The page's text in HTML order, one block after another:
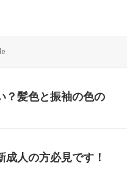
？髪色と振袖の色の
人の方必見です！